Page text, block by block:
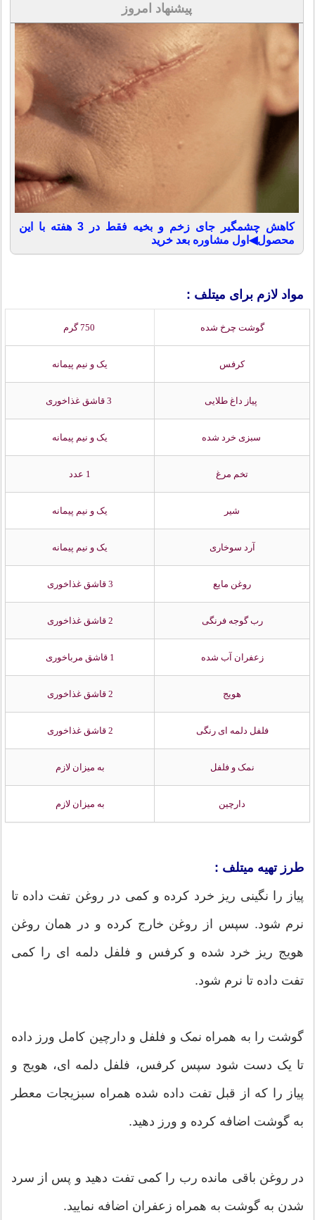
پیشنهاد امروز
کاهش چشمگیر جای زخم و بخیه فقط در 3 هفته با این
محصول◀اول مشاوره بعد خرید
مواد لازم برای میتلف :
گوشت چرخ شده
کرفس یک و نیم پیمانه
پیاز داغ طلایی
سبزی خرد شده یک و نیم پیمانه
تخم مرغ 1 عدد
شیر یک و نیم پیمانه
آرد سوخاری یک و نیم پیمانه
روغن مایع 3 قاشق غذاخوری
رب گوجه فرنگی 2 قاشق غذاخوری
زعفران آب شده 1 قاشق مرباخوری
هویج 2 قاشق غذاخوری
فلفل دلمه ای رنگی 2 قاشق غذاخوری
نمک و فلفل به میزان لازم
دارچین به میزان لازم
طرز تهیه میتلف :
پیاز را نگینی ریز خرد کرده و کمی در روغن تفت داده تا
نرم شود. سپس از روغن خارج کرده و در همان روغن
هویج ریز خرد شده و کرفس و فلفل دلمه ای را کمی
تفت داده تا نرم شود.
گوشت را به همراه نمک و فلفل و دارچین کامل ورز داده
تا یک دست شود سپس کرفس، فلفل دلمه ای، هویج و
پیاز را که از قبل تفت داده شده همراه سبزیجات معطر
به گوشت اضافه کرده و ورز دهید.
در روغن باقی مانده رب را کمی تفت دهید و پس از سرد
شدن به گوشت به همراه زعفران اضافه نمایید.